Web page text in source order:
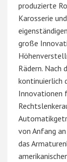
produzierte
Karosserie
große
Rädern. Nach
kontinuierlich
Innovationen
von Anfang
das